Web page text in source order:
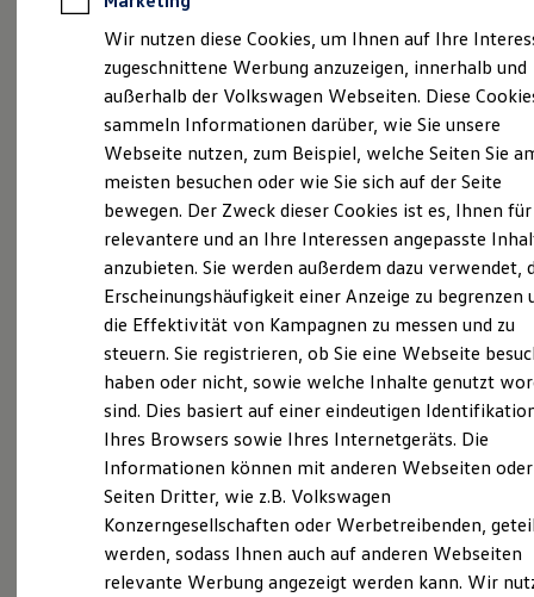
Reparatur, Pflege & Inspektion
Servicetermin anfragen
Service-Vorteile bei Volkswagen Nutzfahrzeuge
Economy Service
Räder & Reifen Service
Ersatzfahrzeuge
Notdienst und Pannenhilfe
Software, Konnektivität & Apps
California App
VW Connect für Ihren ID. Buzz
VW Connect für Ihren Transporter/Caravelle
VW Connect für Ihren Amarok
VW Connect für andere Modelle
Connect Pro
Fleet Interface Data
Multistop Pathfinder
Übersicht Software Updates
Hilfreiches für Besitzer
Fahrerassistenz- und Sicherheitssysteme
Kontrollleuchten
Kurzfahrprofile und Ölverdünnung
Batterieverordnung
XTL-Dieselkraftstoff
Ersatzteile und Betriebsflüssigkeiten
Original Zubehör und Lifestyle Produkte
Unsere Leistungenim
Überblick
NeuwagenNutzfahrzeuge
Neuwagen Caddy - Multivan -
California
ID.Buzz
Service
ZertifizierteGebrauchtwagen
Probefahrt
Wir nutzen diese Cookies, um Ihnen auf Ihre
zugeschnittene Werbung anzuzeigen, innerhalb und
außerhalb der Volkswagen Webseiten. Diese
sammeln Informationen darüber, wie Sie unsere
Webseite nutzen, zum Beispiel, welche Seiten Sie
meisten besuchen oder wie Sie sich auf der Seite
bewegen. Der Zweck dieser Cookies ist es, Ihnen für
relevantere und an Ihre Interessen angepasste
anzubieten. Sie werden außerdem dazu verwendet,
Erscheinungshäufigkeit einer Anzeige zu begrenzen
die Effektivität von Kampagnen zu messen und zu
steuern. Sie registrieren, ob Sie eine Webseite
haben oder nicht, sowie welche Inhalte genutzt
sind. Dies basiert auf einer eindeutigen
Ihres Browsers sowie Ihres Internetgeräts. Die
Informationen können mit anderen Webseiten oder
Seiten Dritter, wie z.B. Volkswagen
Konzerngesellschaften oder Werbetreibenden,
werden, sodass Ihnen auch auf anderen Webseiten
relevante Werbung angezeigt werden kann. Wir